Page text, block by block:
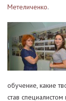
Метеличенко.
обучение, какие
став